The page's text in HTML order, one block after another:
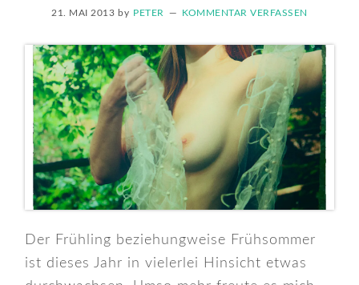
21. MAI 2013 by PETER KOMMENTAR VERFASSEN
Der Frühling beziehungweise Frühsommer
ist dieses Jahr in vielerlei Hinsicht etwas